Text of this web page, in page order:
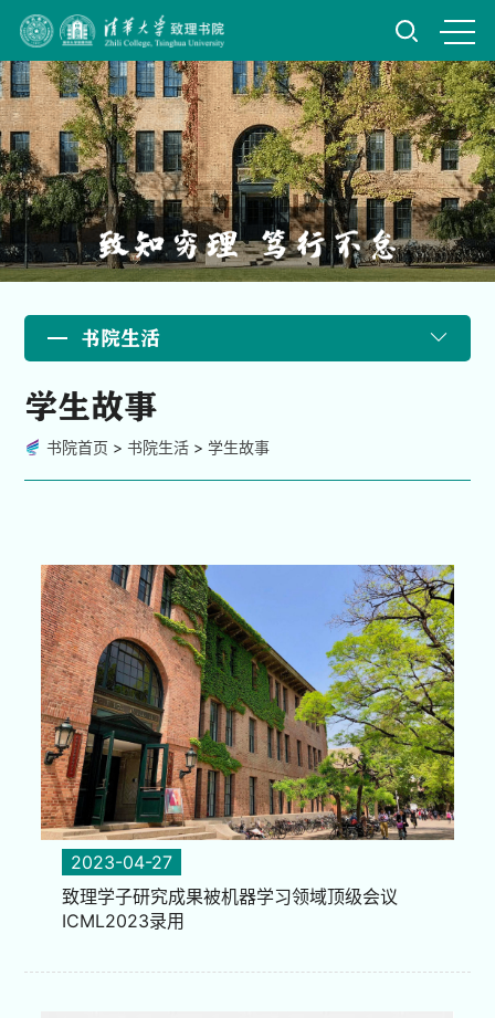
书院生活
学生故事
书院首页 >书院生活 >学生故事
2023-04-27
致理学子研究成果被机器学习领域顶级会议
ICML2023录用